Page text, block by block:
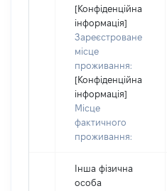
[Конфіденційна
інформація]
Зареєстроване
місце
проживання:
[Конфіденційна
інформація]
Місце
фактичного
проживання:
Інша фізична
особа